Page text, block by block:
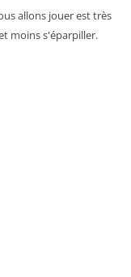
allons jouer est très
moins s'éparpiller.